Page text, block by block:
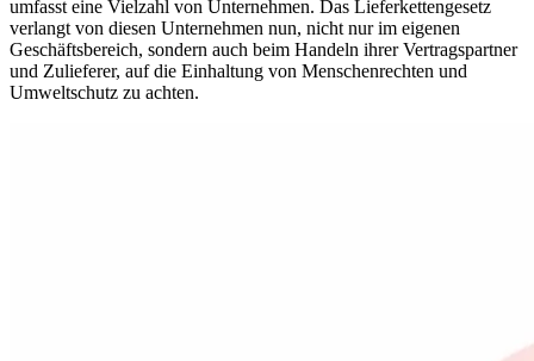
umfasst eine Vielzahl von Unternehmen. Das Lieferkettengesetz
verlangt von diesen Unternehmen nun, nicht nur im eigenen
Geschäftsbereich, sondern auch beim Handeln ihrer Vertragspartner
und Zulieferer, auf die Einhaltung von Menschenrechten und
Umweltschutz zu achten.